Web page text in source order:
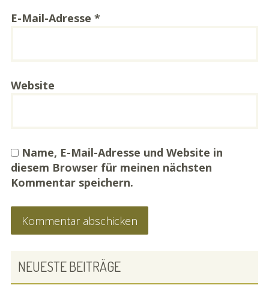
E-Mail-Adresse *
Website
Name, E-Mail-Adresse und Website in
diesem Browser für meinen nächsten
Kommentar speichern.
PRIMARY
SIDEBAR
NEUESTE BEITRÄGE